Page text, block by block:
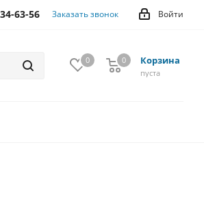
Войти
63-56 Заказать звонок
0 Корзина
0
пуста
0